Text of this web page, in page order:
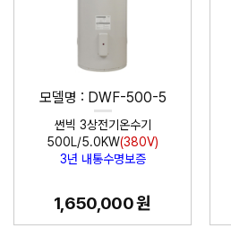
모델명 : DWF-500-5
썬빅 3상전기온수기
500L/5.0KW(380V)
3년 내통수명보증
1,650,000 원